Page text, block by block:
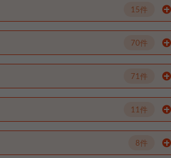
15件
70件
71件
11件
8件